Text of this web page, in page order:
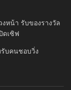
งหน้า รับของรางวัล
ดเซิฟ
บคนชอบวิ่ง